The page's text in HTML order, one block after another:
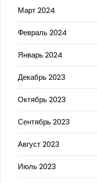
Март 2024
Февраль 2024
Январь 2024
Декабрь 2023
Октябрь 2023
Сентябрь 2023
Август 2023
Июль 2023